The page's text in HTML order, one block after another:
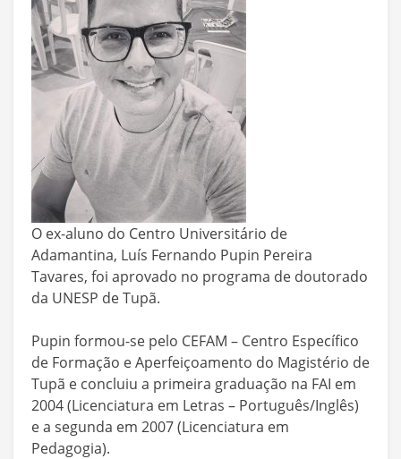
O ex-aluno do Centro Universitário de
Adamantina, Luís Fernando Pupin Pereira
Tavares, foi aprovado no programa de doutorado
da UNESP de Tupã.
Pupin formou-se pelo CEFAM – Centro Específico
de Formação e Aperfeiçoamento do Magistério de
Tupã e concluiu a primeira graduação na FAI em
2004 (Licenciatura em Letras – Português/Inglês)
e a segunda em 2007 (Licenciatura em
Pedagogia).